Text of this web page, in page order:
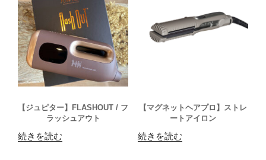
【ジュピター】FLASHOUT / フ
ラッシュアウト
続きを読む
【マグネットヘアプロ】ストレ
ートアイロン
続きを読む